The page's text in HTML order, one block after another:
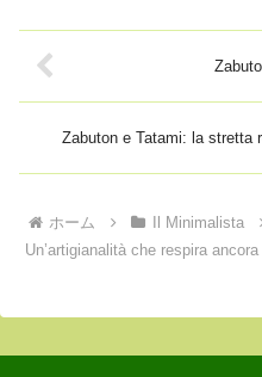
Zabuton e Tatami: la stretta
ホーム Il Minimalista
Un’artigianalità che respira ancora